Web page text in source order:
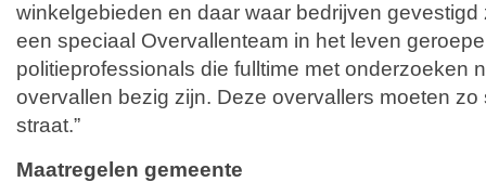
winkelgebieden en daar waar bedrijven gevestigd
een speciaal Overvallenteam in het leven
politieprofessionals die fulltime met onderzoeken
overvallen bezig zijn. Deze overvallers moeten
straat.”
Maatregelen gemeente